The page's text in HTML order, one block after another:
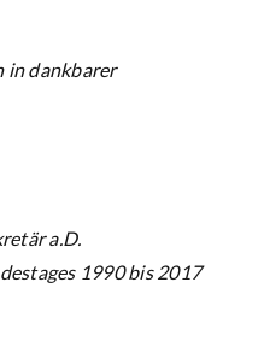
in dankbarer
a.D.
1990 bis 2017